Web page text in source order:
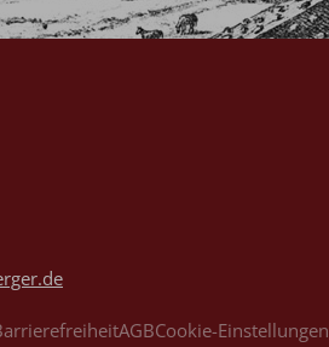
AGBCookie-Einstellungen